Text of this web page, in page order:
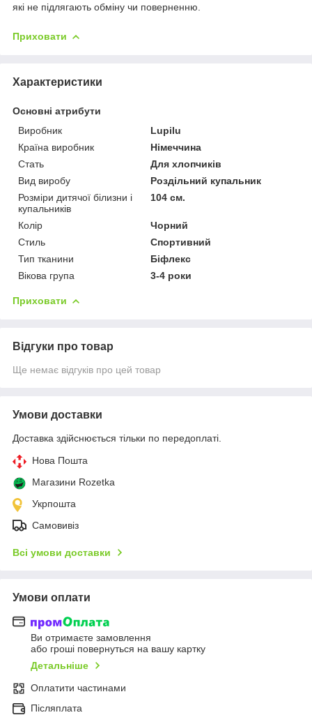
які не підлягають обміну чи поверненню.
Приховати
Характеристики
Основні атрибути
Виробник
Lupilu
Країна виробник
Німеччина
Стать
Для хлопчиків
Вид виробу
Роздільний купальник
Розміри дитячої білизни і
купальників
104 см.
Колір
Чорний
Стиль
Спортивний
Тип тканини
Біфлекс
Вікова група
3-4 роки
Приховати
Відгуки про товар
Ще немає відгуків про цей товар
Умови доставки
Доставка здійснюється тільки по передоплаті.
Нова Пошта
Магазини Rozetka
Укрпошта
Самовивіз
Всі умови доставки
Умови оплати
Ви отримаєте замовлення
або гроші повернуться на вашу картку
Детальніше
Оплатити частинами
Післяплата